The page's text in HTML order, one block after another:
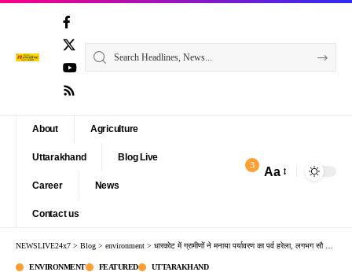
About Agriculture
Uttarakhand Blog Live
Career News
Contact us
3 Aa
NEWSLIVE24x7 > Blog > environment > धारकोट में ग्रामीणों ने मनाया पर्यावरण का पर्व हरेला, लगभग सौ फलदार पौधे रोपे
ENVIRONMENT FEATURED UTTARAKHAND